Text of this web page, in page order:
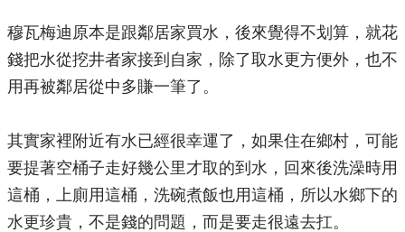
穆瓦梅迪原本是跟鄰居家買水，後來覺得不划算，就花
錢把水從挖井者家接到自家，除了取水更方便外，也不
用再被鄰居從中多賺一筆了。
其實家裡附近有水已經很幸運了，如果住在鄉村，可能
要提著空桶子走好幾公里才取的到水，回來後洗澡時用
這桶，上廁用這桶，洗碗煮飯也用這桶，所以水鄉下的
水更珍貴，不是錢的問題，而是要走很遠去扛。